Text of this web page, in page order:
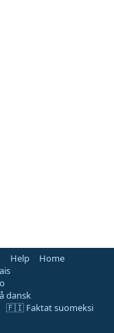
Help
Home
dansk
🇫🇮 Faktat suomeksi